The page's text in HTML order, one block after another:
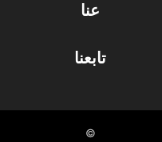
عنا
تابعنا
©